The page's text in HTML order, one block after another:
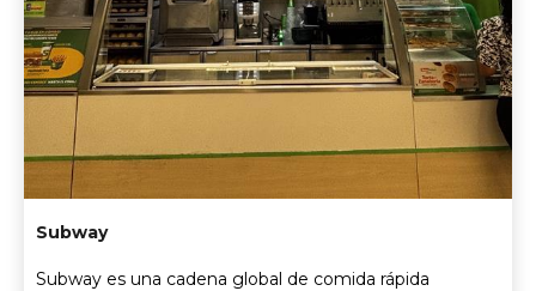
Subway
Subway es una cadena global de comida rápida